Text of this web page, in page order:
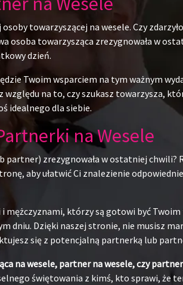
towarzyszącej na wesele. Czy
osoba towarzysząca zrezygnowała w
dzień.
Twoim wsparciem na tym ważnym
na to, czy szukasz towarzysza,
idealnego dla siebie.
na Wesele
partner) zrezygnowała w ostatniej chwili?
aby ułatwić Ci znalezienie
którzy są gotowi być
dniu. Dzięki naszej stronie, nie musisz
się z potencjalną partnerką lub
na wesele, partner na wesele, czy
świętowania z kimś, kto sprawi, że